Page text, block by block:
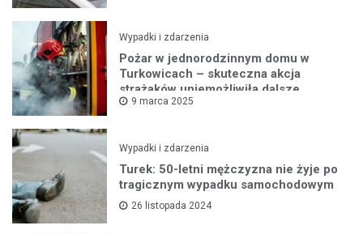
Wypadki i zdarzenia
Pożar w jednorodzinnym domu w
Turkowicach – skuteczna akcja
strażaków uniemożliwiła dalsze
rozprzestrzenianie się ognia
9 marca 2025
Wypadki i zdarzenia
Turek: 50-letni mężczyzna nie żyje po
tragicznym wypadku samochodowym
26 listopada 2024